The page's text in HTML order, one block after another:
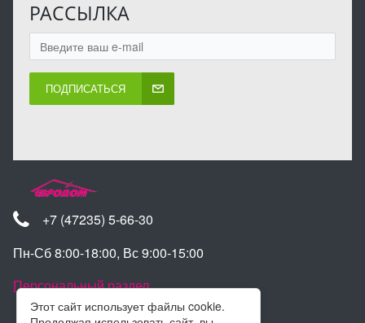
Этот сайт использует файлы cookie.
РАССЫЛКА
ПОДПИСАТЬСЯ
+7 (47235) 5-66-30
Пн-Сб 8:00-18:00, Вс 9:00-15:00
Персональный раздел